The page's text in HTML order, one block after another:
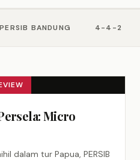
PERSIB BANDUNG 4-4-2
Micro
dalam tur Papua, PERSIB